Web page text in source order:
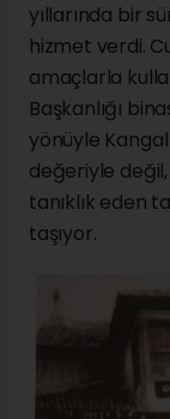
yıllarında bir
hizmet verdi.
amaçlarla
Başkanlığı
yönüyle Kangal
değeriyle değil,
tanıklık eden
taşıyor.